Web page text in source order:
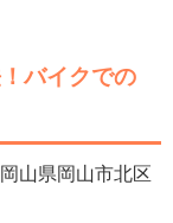
バイクでの
山県岡山市北区